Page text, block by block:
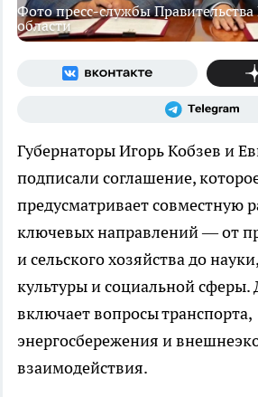
Фото пресс-службы
области
Губернаторы Игорь Кобзев и
подписали соглашение,
предусматривает совместную
ключевых направлений — от
и сельского хозяйства до
культуры и социальной сферы.
включает вопросы транспорта,
энергосбережения и
взаимодействия.